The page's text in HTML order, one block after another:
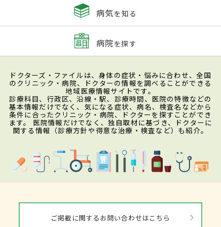
病気を知る
病院を探す
ドクターズ・ファイルは、身体の症状・悩みに合わせ、全国
のクリニック・病院、ドクターの情報を調べることができる
地域医療情報サイトです。
診療科目、行政区、沿線・駅、診療時間、医院の特徴などの
基本情報だけでなく、気になる症状、病名、検査名などから
条件に合ったクリニック・病院、ドクターを探すことができ
ます。 医院情報だけでなく、独自取材に基づき、ドクターに
関する情報（診療方針や得意な治療・検査など）も紹介。
ご掲載に関するお問い合わせはこちら